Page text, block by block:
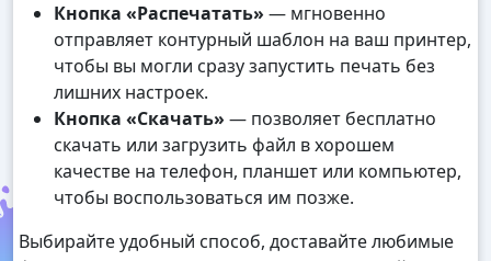
Кнопка «Распечатать» — мгновенно
отправляет контурный шаблон на ваш принтер,
чтобы вы могли сразу запустить печать без
лишних настроек.
Кнопка «Скачать» — позволяет бесплатно
скачать или загрузить файл в хорошем
качестве на телефон, планшет или компьютер,
чтобы воспользоваться им позже.
Выбирайте удобный способ, доставайте любимые